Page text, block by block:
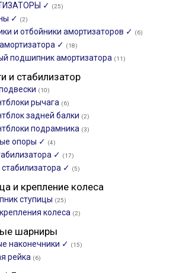
✓ (25)
✓ (2)
и отбойники амортизаторов ✓ (6)
✓ (18)
подшипник амортизатора (11)
и стабилизатор
(10)
рычага (6)
задней балки (2)
подрамника (3)
опоры ✓ (4)
✓ (17)
стабилизатора ✓ (5)
и крепление колеса
ступицы (25)
колеса (2)
шарниры
наконечники ✓ (15)
рейка (6)